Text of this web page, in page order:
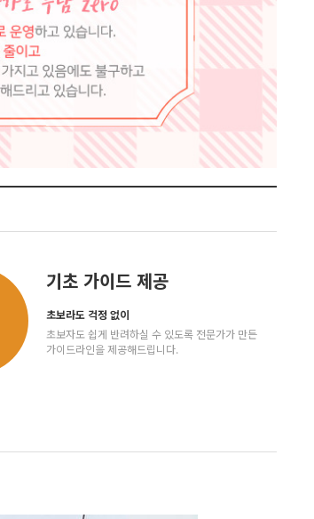
기초 가이드 제공
초보라도 걱정 없이
초보자도 쉽게 반려하실 수 있도록 전문가가 만든
가이드라인을 제공해드립니다.